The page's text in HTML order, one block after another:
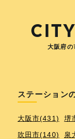
大阪府
ステーション
大阪市(431) 堺
吹田市(140) 泉